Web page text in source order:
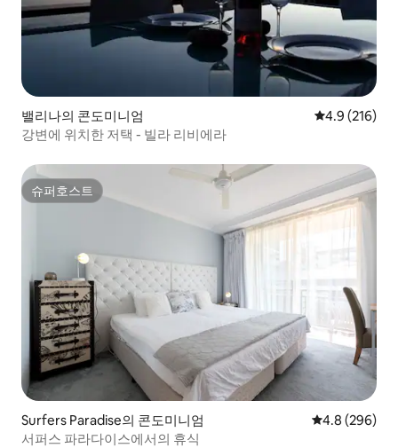
밸리나의 콘도미니엄 평점 4.9점(5
4.9 (216)
강변에 위치한 저택 - 빌라 리비에라
슈퍼호스트
슈퍼호스트
Surfers Paradise의 콘도미니엄 평점 4.8점(5
4.8 (296)
서퍼스 파라다이스에서의 휴식